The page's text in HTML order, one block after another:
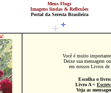
Meus Flogs
Imagens lindas & Reflexões
Portal da Seresta Brasileira
Você é muito
Deixe sua mensagem
em nossos Livros de
Escolha o
Livro A =
Veja as